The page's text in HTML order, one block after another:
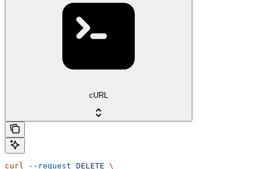
cURL
curl --request DELETE \